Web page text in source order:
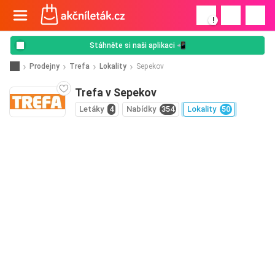
!
Stáhněte si naši aplikaci 📲
Prodejny Trefa Lokality Sepekov
Trefa v Sepekov
Letáky 4 Nabídky 354 Lokality 50